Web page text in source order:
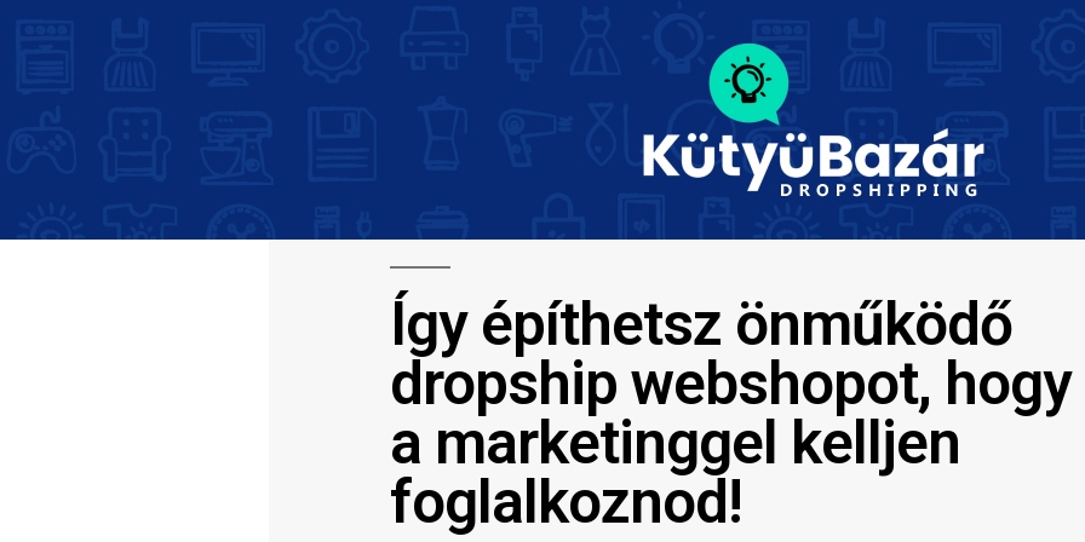
Így építhetsz önműködő
dropship webshopot,
a marketinggel kelljen
foglalkoznod!